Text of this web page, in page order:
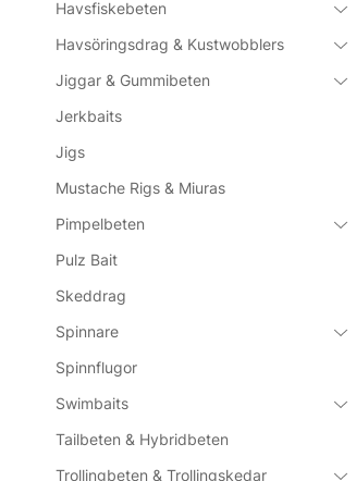
Havsfiskebeten
Havsöringsdrag & Kustwobblers
Jiggar & Gummibeten
Jerkbaits
Jigs
Mustache Rigs & Miuras
Pimpelbeten
Pulz Bait
Skeddrag
Spinnare
Spinnflugor
Swimbaits
Tailbeten & Hybridbeten
Trollingbeten & Trollingskedar